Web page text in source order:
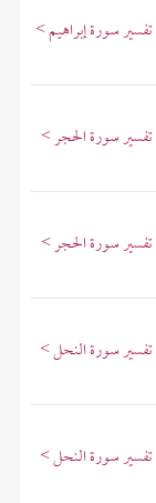
سورة إبراهيم >
تفسير سورة الحجر >
تفسير سورة الحجر >
تفسير سورة النحل >
تفسير سورة النحل >